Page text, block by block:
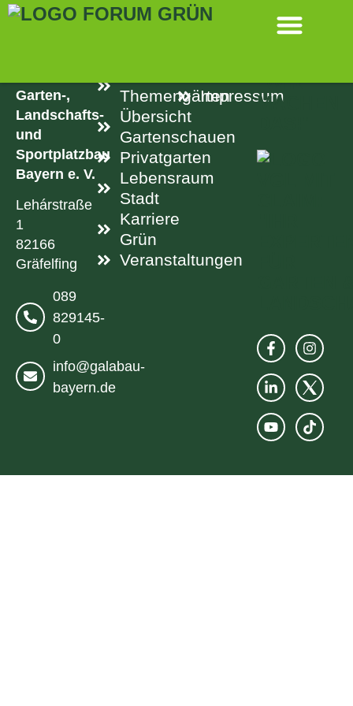
SPRINGEN
Garten-,
Landschafts-
und
Sportplatzbau
Bayern e. V.
Lehárstraße
1
82166
Gräfelfing
089
829145-
0
info@galabau-
bayern.de
Themengärten
Übersicht
Gartenschauen
Privatgarten
Lebensraum
Stadt
Karriere
Grün
Veranstaltungen
Impressum